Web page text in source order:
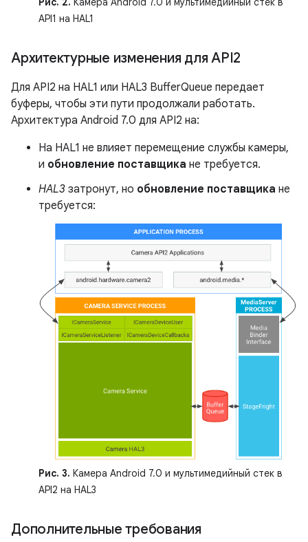
API1 на HAL1
Архитектурные изменения для API2
Для API2 на HAL1 или HAL3 BufferQueue передает
буферы, чтобы эти пути продолжали работать.
Архитектура Android 7.0 для API2 на:
На HAL1 не влияет перемещение службы камеры,
и обновление поставщика не требуется.
HAL3 затронут, но обновление поставщика не
требуется:
Рис. 3. Камера Android 7.0 и мультимедийный стек в
API2 на HAL3
Дополнительные требования